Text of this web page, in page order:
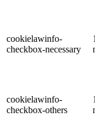
cookielawinfo-
checkbox-necessary
cookielawinfo-
checkbox-others